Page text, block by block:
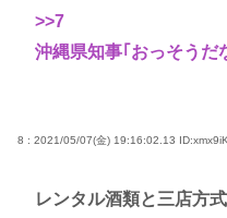
>>7
沖縄県知事｢おっそうだ
8 : 2021/05/07(金) 19:16:02.13
レンタル酒類と三店方